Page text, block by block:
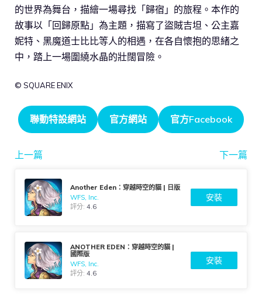
的世界為舞台，描繪一場尋找「歸宿」的旅程。本作的
故事以「回歸原點」為主題，描寫了盜賊吉坦、公主嘉
妮特、黑魔道士比比等人的相遇，在各自懷抱的思緒之
中，踏上一場圍繞水晶的壯闊冒險。
© SQUARE ENIX
聯動特設網站 官方網站 官方Facebook
上一篇 下一篇
Another Eden：穿越時空的貓 | 日版
WFS, Inc.
評分:4.6
安裝
ANOTHER EDEN：穿越時空的貓 |
國際版
WFS, Inc.
評分:4.6
安裝